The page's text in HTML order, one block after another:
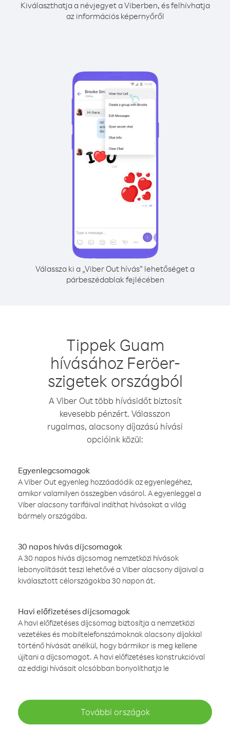
Kiválaszthatja a névjegyet a Viberben, és felhívhatja
az információs képernyőről
Válassza ki a „Viber Out hívás” lehetőséget a
párbeszédablak fejlécében
Tippek Guam
hívásához Feröer-
szigetek országból
A Viber Out több hívásidőt biztosít
kevesebb pénzért. Válasszon
rugalmas, alacsony díjazású hívási
opcióink közül:
Egyenlegcsomagok
A Viber Out egyenleg hozzáadódik az egyenlegéhez,
amikor valamilyen összegben vásárol. A egyenleggel a
Viber alacsony tarifáival indíthat hívásokat a világ
bármely országába.
30 napos hívás díjcsomagok
A 30 napos hívás díjcsomag nemzetközi hívások
lebonyolítását teszi lehetővé a Viber alacsony díjaival a
kiválasztott célországokba 30 napon át.
Havi előfizetéses díjcsomagok
A havi előfizetéses díjcsomag biztosítja a nemzetközi
vezetékes és mobiltelefonszámoknak alacsony díjakkal
történő hívását anélkül, hogy bármikor is meg kellene
újítani a díjcsomagot. A havi előfizetéses konstrukcióval
az eddigi hívásait olcsóbban bonyolíthatja le
További országok